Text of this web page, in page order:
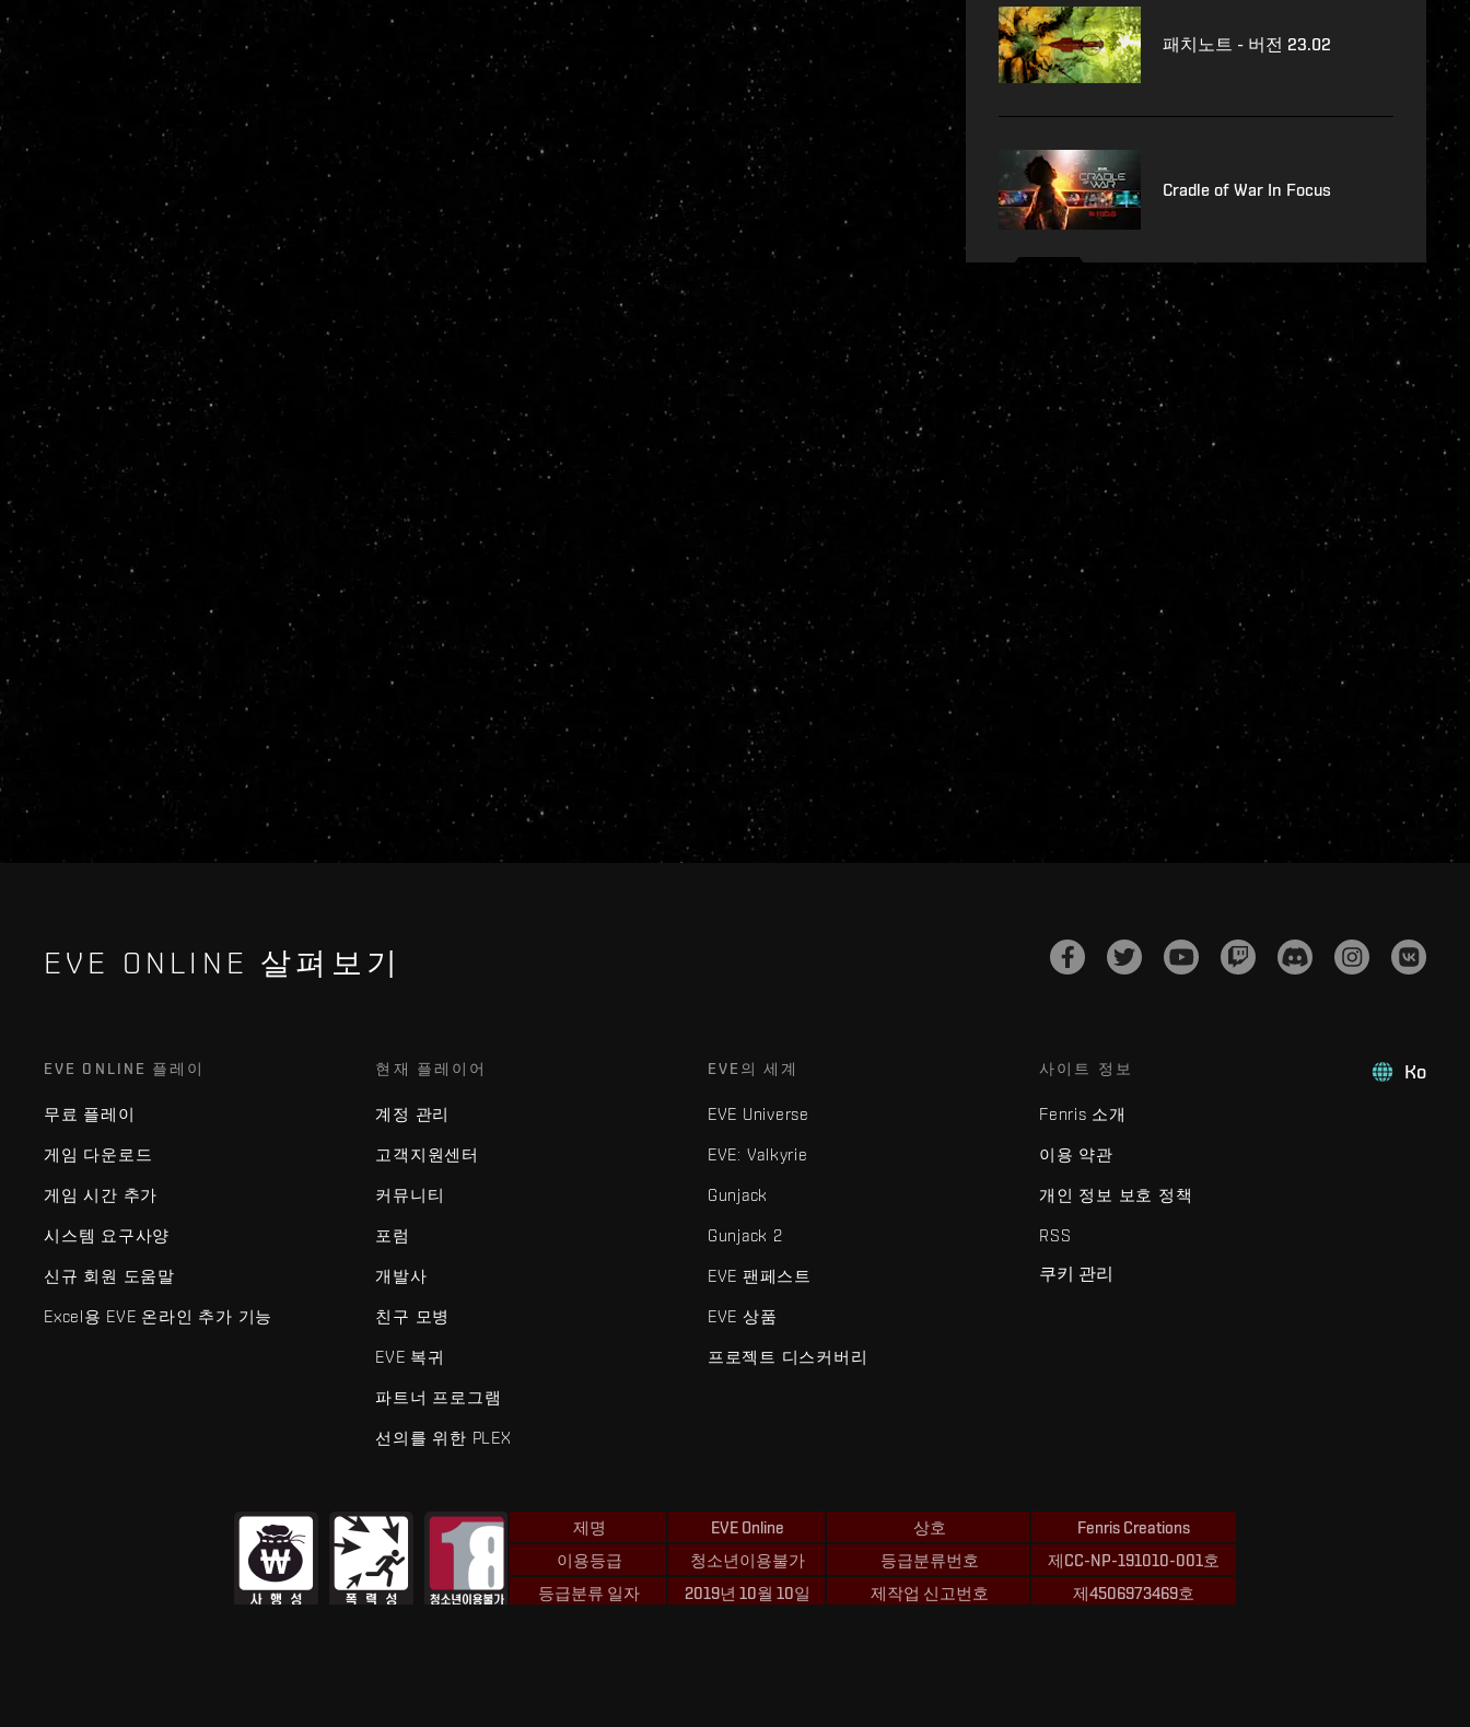
패치노트 - 버전 23.02
Cradle of War In Focus
EVE ONLINE 살펴보기
Ko
EVE ONLINE 플레이
무료 플레이
게임 다운로드
게임 시간 추가
시스템 요구사양
신규 회원 도움말
Excel용 EVE 온라인 추가 기능
현재 플레이어
계정 관리
고객지원센터
커뮤니티
포럼
개발사
친구 모병
EVE 복귀
파트너 프로그램
선의를 위한 PLEX
EVE의 세계
EVE Universe
EVE: Valkyrie
Gunjack
Gunjack 2
EVE 팬페스트
EVE 상품
프로젝트 디스커버리
사이트 정보
Fenris 소개
이용 약관
개인 정보 보호 정책
RSS
쿠키 관리
제명
EVE Online
이용등급
청소년이용불가
등급분류 일자
2019년 10월 10일
상호
Fenris Creations
등급분류번호
제CC-NP-191010-001호
제작업 신고번호
제4506973469호